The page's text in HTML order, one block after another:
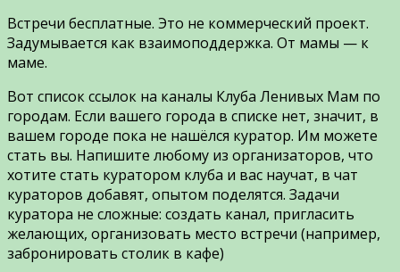
Встречи бесплатные. Это не коммерческий проект.
Задумывается как взаимоподдержка. От мамы — к
маме.
Вот список ссылок на каналы Клуба Ленивых Мам по
городам. Если вашего города в списке нет, значит, в
вашем городе пока не нашёлся куратор. Им можете
стать вы. Напишите любому из организаторов, что
хотите стать куратором клуба и вас научат, в чат
кураторов добавят, опытом поделятся. Задачи
куратора не сложные: создать канал, пригласить
желающих, организовать место встречи (например,
забронировать столик в кафе)